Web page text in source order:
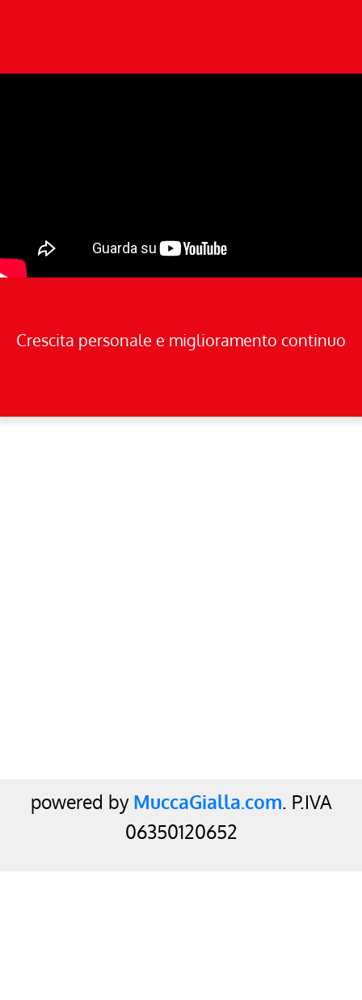
Crescita personale e miglioramento continuo
powered by MuccaGialla.com. P.IVA
06350120652